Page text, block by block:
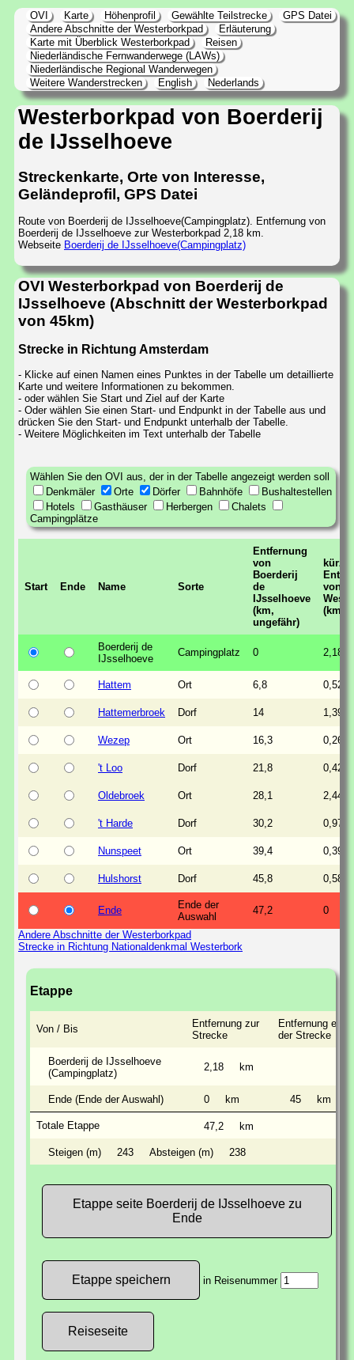
OVI Karte Höhenprofil Gewählte Teilstrecke
GPS Datei
Andere Abschnitte der Westerborkpad
Erläuterung
Karte mit Überblick Westerborkpad
Reisen
Niederländische Fernwanderwege (LAWs)
Niederländische Regional Wanderwegen
Weitere Wanderstrecken
English Nederlands
Westerborkpad von Boerderij
de IJsselhoeve
Streckenkarte, Orte von Interesse,
Geländeprofil, GPS Datei
Route von Boerderij de IJsselhoeve(Campingplatz). Entfernung von
Boerderij de IJsselhoeve zur Westerborkpad 2,18 km.
Webseite Boerderij de IJsselhoeve(Campingplatz)
OVI Westerborkpad von Boerderij de
IJsselhoeve (Abschnitt der Westerborkpad
von 45km)
Strecke in Richtung Amsterdam
- Klicke auf einen Namen eines Punktes in der Tabelle um detaillierte
Karte und weitere Informationen zu bekommen.
- oder wählen Sie Start und Ziel auf der Karte
- Oder wählen Sie einen Start- und Endpunkt in der Tabelle aus und
drücken Sie den Start- und Endpunkt unterhalb der Tabelle.
- Weitere Möglichkeiten im Text unterhalb der Tabelle
Wählen Sie den OVI aus, der in der Tabelle angezeigt werden soll
Denkmäler
Orte Dörfer Bahnhöfe
Bushaltestellen
Hotels
Gasthäuser Herbergen
Chalets
Campingplätze
Start Ende Name Sorte
Entfernung
von
Boerderij
de
IJsselhoeve
(km,
ungefähr)
von
(km)
Boerderij de
IJsselhoeve
Campingplatz 0 2,18
Hattem Ort 6,8 0,52
Hattemerbroek Dorf 14 1,39
Wezep Ort 16,3 0,26
't Loo Dorf 21,8 0,42
Oldebroek Ort 28,1 2,44
't Harde Dorf 30,2 0,97
Nunspeet Ort 39,4 0,39
Hulshorst Dorf 45,8 0,58
Ende
Ende der
Auswahl
47,2 0
Andere Abschnitte der Westerborkpad
Strecke in Richtung Nationaldenkmal Westerbork
Etappe
Von / Bis
Entfernung zur
Strecke
Entfernung
der Strecke
Boerderij de IJsselhoeve
(Campingplatz)
2,18 km
Ende (Ende der Auswahl) 0 km 45 km
Totale Etappe 47,2 km
Steigen (m) 243 Absteigen (m) 238
Etappe seite Boerderij de IJsselhoeve zu
Ende
in Reisenummer
Reiseseite